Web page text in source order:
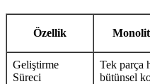
Özellik
Geliştirme
Süreci
Tek parça
bütünsel